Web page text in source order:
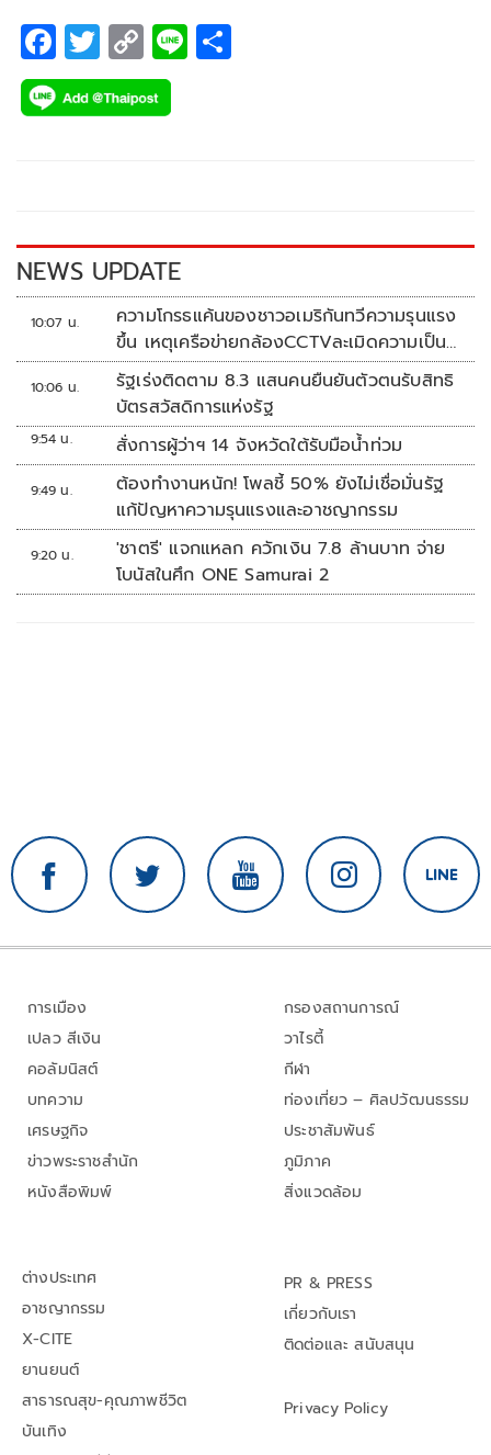
F
ac
e
k
T
wi
tt
C
o
p
k
Li
NEWS UPDATE
10:07 น.
ความโกรธแค้นของชาวอเมริกันทวีความรุนแรง
ขึ้น เหตุเครือข่ายกล้องCCTVละเมิดความเป็น
ส่วนตัว
10:06 น.
รัฐเร่งติดตาม 8.3 แสนคนยืนยันตัวตนรับสิทธิ
บัตรสวัสดิการแห่งรัฐ
9:54 น. สั่งการผู้ว่าฯ 14 จังหวัดใต้รับมือน้ำท่วม
9:49 น.
ต้องทำงานหนัก! โพลชี้ 50% ยังไม่เชื่อมั่นรัฐ
แก้ปัญหาความรุนแรงและอาชญากรรม
9:20 น.
'ชาตรี' แจกแหลก ควักเงิน 7.8 ล้านบาท จ่าย
โบนัสในศึก ONE Samurai 2
การเมือง
เปลว สีเงิน
คอลัมนิสต์
บทความ
เศรษฐกิจ
ข่าวพระราชสำนัก
หนังสือพิมพ์
กรองสถานการณ์
วาไรตี้
กีฬา
ท่องเที่ยว – ศิลปวัฒนธรรม
ประชาสัมพันธ์
ภูมิภาค
สิ่งแวดล้อม
ต่างประเทศ
อาชญากรรม
X-CITE
ยานยนต์
สาธารณสุข-คุณภาพชีวิต
บันเทิง
PR & PRESS
เกี่ยวกับเรา
ติดต่อและ สนับสนุน
Privacy Policy